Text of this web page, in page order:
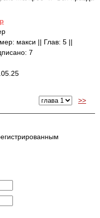
макси || Глав: 5 ||
7
>>